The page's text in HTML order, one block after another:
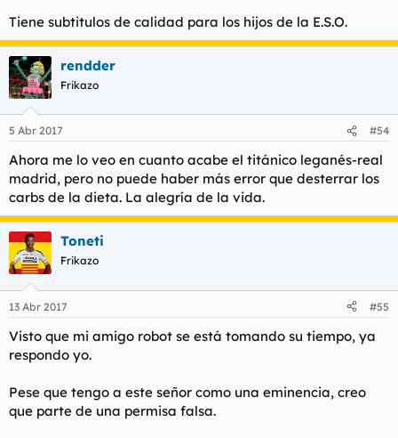
Tiene subtitulos de calidad para los hijos de la E.S.O.
rendder
Frikazo
5 Abr 2017 #54
Ahora me lo veo en cuanto acabe el titánico leganés-real
madrid, pero no puede haber más error que desterrar los
carbs de la dieta. La alegría de la vida.
Toneti
Frikazo
13 Abr 2017 #55
Visto que mi amigo robot se está tomando su tiempo, ya
respondo yo.
Pese que tengo a este señor como una eminencia, creo
que parte de una permisa falsa.